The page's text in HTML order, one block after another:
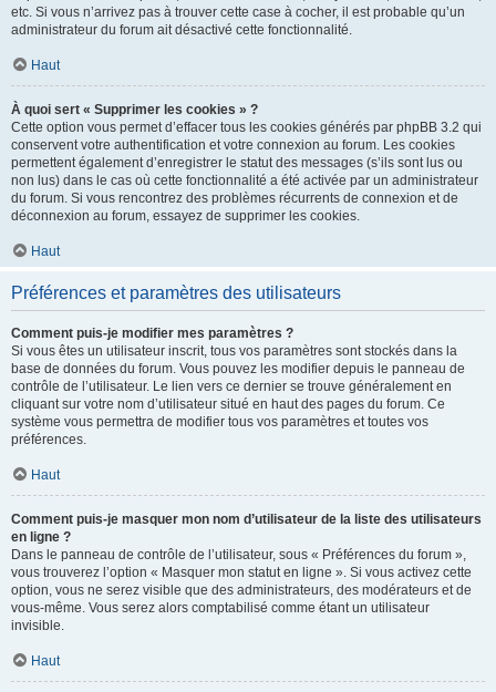
etc. Si vous n’arrivez pas à trouver cette case à cocher, il est probable qu’un
administrateur du forum ait désactivé cette fonctionnalité.
Haut
À quoi sert « Supprimer les cookies » ?
Cette option vous permet d’effacer tous les cookies générés par phpBB 3.2 qui
conservent votre authentification et votre connexion au forum. Les cookies
permettent également d’enregistrer le statut des messages (s’ils sont lus ou
non lus) dans le cas où cette fonctionnalité a été activée par un administrateur
du forum. Si vous rencontrez des problèmes récurrents de connexion et de
déconnexion au forum, essayez de supprimer les cookies.
Haut
Préférences et paramètres des utilisateurs
Comment puis-je modifier mes paramètres ?
Si vous êtes un utilisateur inscrit, tous vos paramètres sont stockés dans la
base de données du forum. Vous pouvez les modifier depuis le panneau de
contrôle de l’utilisateur. Le lien vers ce dernier se trouve généralement en
cliquant sur votre nom d’utilisateur situé en haut des pages du forum. Ce
système vous permettra de modifier tous vos paramètres et toutes vos
préférences.
Haut
Comment puis-je masquer mon nom d’utilisateur de la liste des utilisateurs
en ligne ?
Dans le panneau de contrôle de l’utilisateur, sous « Préférences du forum »,
vous trouverez l’option « Masquer mon statut en ligne ». Si vous activez cette
option, vous ne serez visible que des administrateurs, des modérateurs et de
vous-même. Vous serez alors comptabilisé comme étant un utilisateur
invisible.
Haut